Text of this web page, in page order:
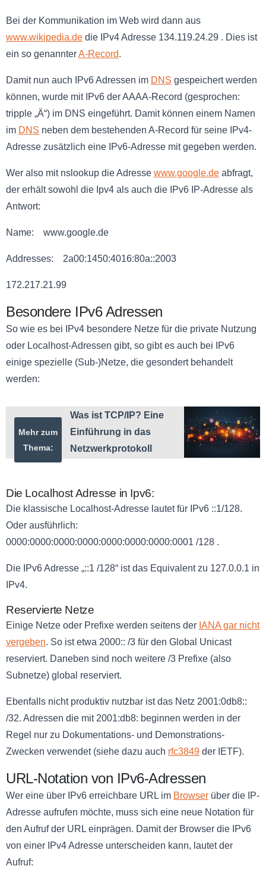
Bei der Kommunikation im Web wird dann aus
www.wikipedia.de die IPv4 Adresse 134.119.24.29 . Dies ist
ein so genannterA-Record.
Damit nun auch IPv6 Adressen im DNS gespeichert werden
können, wurde mit IPv6 der AAAA-Record (gesprochen:
tripple „Ä“) im DNS eingeführt. Damit können einem Namen
im DNS neben dem bestehenden A-Record für seine IPv4-
Adresse zusätzlich eine IPv6-Adresse mit gegeben werden.
Wer also mit nslookup die Adresse www.google.de abfragt,
der erhält sowohl die Ipv4 als auch die IPv6 IP-Adresse als
Antwort:
Name: www.google.de
Addresses: 2a00:1450:4016:80a::2003
172.217.21.99
Besondere IPv6 Adressen
So wie es bei IPv4 besondere Netze für die private Nutzung
oder Localhost-Adressen gibt, so gibt es auch bei IPv6
einige spezielle (Sub-)Netze, die gesondert behandelt
werden:
Mehr zum
Thema:
Was ist TCP/IP? Eine
Einführung in das
Netzwerkprotokoll
Die Localhost Adresse in Ipv6:
Die klassische Localhost-Adresse lautet für IPv6 ::1/128.
Oder ausführlich:
0000:0000:0000:0000:0000:0000:0000:0001 /128 .
Die IPv6 Adresse „::1 /128“ ist das Equivalent zu 127.0.0.1 in
IPv4.
Reservierte Netze
Einige Netze oder Prefixe werden seitens der IANA gar nicht
vergeben. So ist etwa 2000:: /3 für den Global Unicast
reserviert. Daneben sind noch weitere /3 Prefixe (also
Subnetze) global reserviert.
Ebenfalls nicht produktiv nutzbar ist das Netz 2001:0db8::
/32. Adressen die mit 2001:db8: beginnen werden in der
Regel nur zu Dokumentations- und Demonstrations-
Zwecken verwendet (siehe dazu auch rfc3849 der IETF).
URL-Notation von IPv6-Adressen
Wer eine über IPv6 erreichbare URL im Browser über die IP-
Adresse aufrufen möchte, muss sich eine neue Notation für
den Aufruf der URL einprägen. Damit der Browser die IPv6
von einer IPv4 Adresse unterscheiden kann, lautet der
Aufruf: